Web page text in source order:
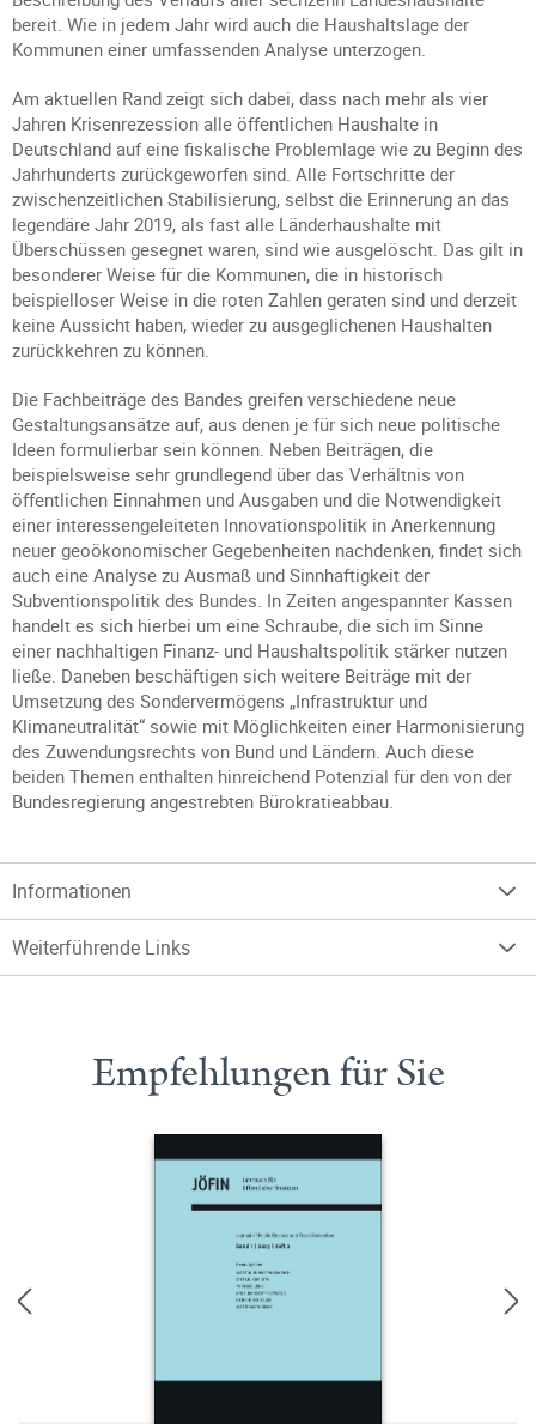
bereit. Wie in jedem Jahr wird auch die Haushaltslage der
Kommunen einer umfassenden Analyse unterzogen.
Am aktuellen Rand zeigt sich dabei, dass nach mehr als vier
Jahren Krisenrezession alle öffentlichen Haushalte in
Deutschland auf eine fiskalische Problemlage wie zu Beginn des
Jahrhunderts zurückgeworfen sind. Alle Fortschritte der
zwischenzeitlichen Stabilisierung, selbst die Erinnerung an das
legendäre Jahr 2019, als fast alle Länderhaushalte mit
Überschüssen gesegnet waren, sind wie ausgelöscht. Das gilt in
besonderer Weise für die Kommunen, die in historisch
beispielloser Weise in die roten Zahlen geraten sind und derzeit
keine Aussicht haben, wieder zu ausgeglichenen Haushalten
zurückkehren zu können.
Die Fachbeiträge des Bandes greifen verschiedene neue
Gestaltungsansätze auf, aus denen je für sich neue politische
Ideen formulierbar sein können. Neben Beiträgen, die
beispielsweise sehr grundlegend über das Verhältnis von
öffentlichen Einnahmen und Ausgaben und die Notwendigkeit
einer interessengeleiteten Innovationspolitik in Anerkennung
neuer geoökonomischer Gegebenheiten nachdenken, findet sich
auch eine Analyse zu Ausmaß und Sinnhaftigkeit der
Subventionspolitik des Bundes. In Zeiten angespannter Kassen
handelt es sich hierbei um eine Schraube, die sich im Sinne
einer nachhaltigen Finanz- und Haushaltspolitik stärker nutzen
ließe. Daneben beschäftigen sich weitere Beiträge mit der
Umsetzung des Sondervermögens „Infrastruktur und
Klimaneutralität“ sowie mit Möglichkeiten einer Harmonisierung
des Zuwendungsrechts von Bund und Ländern. Auch diese
beiden Themen enthalten hinreichend Potenzial für den von der
Bundesregierung angestrebten Bürokratieabbau.
Informationen
Weiterführende Links
Empfehlungen für Sie